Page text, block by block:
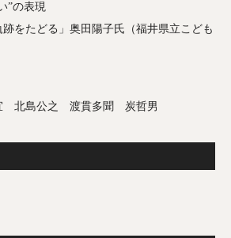
”の表現
をたどる」奥田陽子氏（福井県立こども
北島公之 渡貫多聞 炭哲男